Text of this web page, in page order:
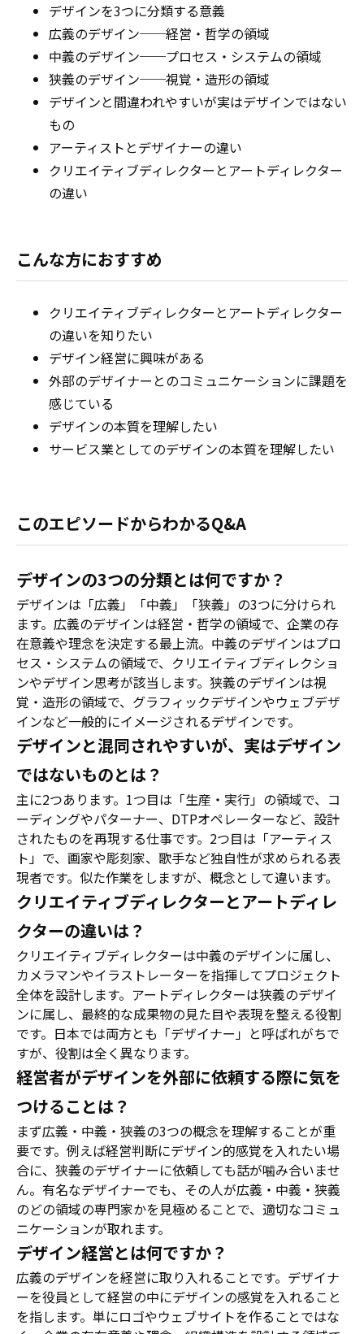
デザインを3つに分類する意義
広義のデザイン──経営・哲学の領域
中義のデザイン──プロセス・システムの領域
狭義のデザイン──視覚・造形の領域
デザインと間違われやすいが実はデザインではない
もの
アーティストとデザイナーの違い
クリエイティブディレクターとアートディレクター
の違い
こんな方におすすめ
クリエイティブディレクターとアートディレクター
の違いを知りたい
デザイン経営に興味がある
外部のデザイナーとのコミュニケーションに課題を
感じている
デザインの本質を理解したい
サービス業としてのデザインの本質を理解したい
このエピソードからわかるQ&A
デザインの3つの分類とは何ですか？
デザインは「広義」「中義」「狭義」の3つに分けられ
ます。広義のデザインは経営・哲学の領域で、企業の存
在意義や理念を決定する最上流。中義のデザインはプロ
セス・システムの領域で、クリエイティブディレクショ
ンやデザイン思考が該当します。狭義のデザインは視
覚・造形の領域で、グラフィックデザインやウェブデザ
インなど一般的にイメージされるデザインです。
デザインと混同されやすいが、実はデザイン
ではないものとは？
主に2つあります。1つ目は「生産・実行」の領域で、コ
ーディングやパターナー、DTPオペレーターなど、設計
されたものを再現する仕事です。2つ目は「アーティス
ト」で、画家や彫刻家、歌手など独自性が求められる表
現者です。似た作業をしますが、概念として違います。
クリエイティブディレクターとアートディレ
クターの違いは？
クリエイティブディレクターは中義のデザインに属し、
カメラマンやイラストレーターを指揮してプロジェクト
全体を設計します。アートディレクターは狭義のデザイ
ンに属し、最終的な成果物の見た目や表現を整える役割
です。日本では両方とも「デザイナー」と呼ばれがちで
すが、役割は全く異なります。
経営者がデザインを外部に依頼する際に気を
つけることは？
まず広義・中義・狭義の3つの概念を理解することが重
要です。例えば経営判断にデザイン的感覚を入れたい場
合に、狭義のデザイナーに依頼しても話が噛み合いませ
ん。有名なデザイナーでも、その人が広義・中義・狭義
のどの領域の専門家かを見極めることで、適切なコミュ
ニケーションが取れます。
デザイン経営とは何ですか？
広義のデザインを経営に取り入れることです。デザイナ
ーを役員として経営の中にデザインの感覚を入れること
を指します。単にロゴやウェブサイトを作ることではな